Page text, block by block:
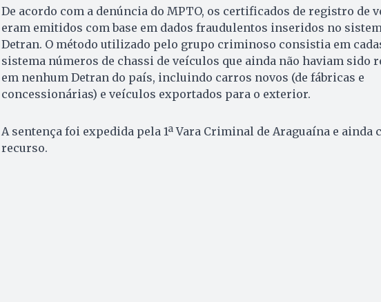
De acordo com a denúncia do MPTO, os certificados de registro de
eram emitidos com base em dados fraudulentos inseridos no
Detran. O método utilizado pelo grupo criminoso consistia em
sistema números de chassi de veículos que ainda não haviam sido
em nenhum Detran do país, incluindo carros novos (de fábricas e
concessionárias) e veículos exportados para o exterior.
A sentença foi expedida pela 1ª Vara Criminal de Araguaína e ainda
recurso.